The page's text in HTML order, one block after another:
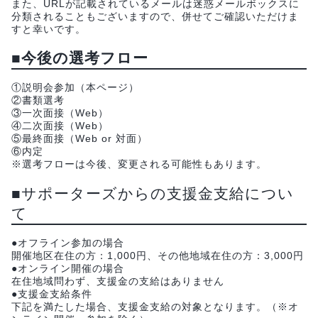
また、URLが記載されているメールは迷惑メールボックスに
分類されることもございますので、併せてご確認いただけま
すと幸いです。
■今後の選考フロー
①説明会参加（本ページ）
②書類選考
③一次面接（Web）
④二次面接（Web）
⑤最終面接（Web or 対面）
⑥内定
※選考フローは今後、変更される可能性もあります。
■サポーターズからの支援金支給につい
て
●オフライン参加の場合
開催地区在住の方：1,000円、その他地域在住の方：3,000円
●オンライン開催の場合
在住地域問わず、支援金の支給はありません
●支援金支給条件
下記を満たした場合、支援金支給の対象となります。（※オ